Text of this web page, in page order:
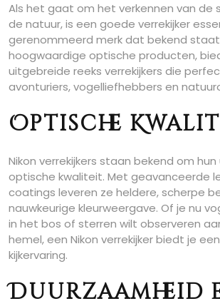
Als het gaat om het verkennen van de
de natuur, is een goede verrekijker
gerenommeerd merk dat bekend
hoogwaardige optische producten,
uitgebreide reeks verrekijkers die
avonturiers, vogelliefhebbers en
Optische
Nikon verrekijkers staan bekend om
optische kwaliteit. Met geavanceerde
coatings leveren ze heldere, scherpe
nauwkeurige kleurweergave. Of je nu
in het bos of sterren wilt observeren
hemel, een Nikon verrekijker biedt je
kijkervaring.
Duurzaamheid